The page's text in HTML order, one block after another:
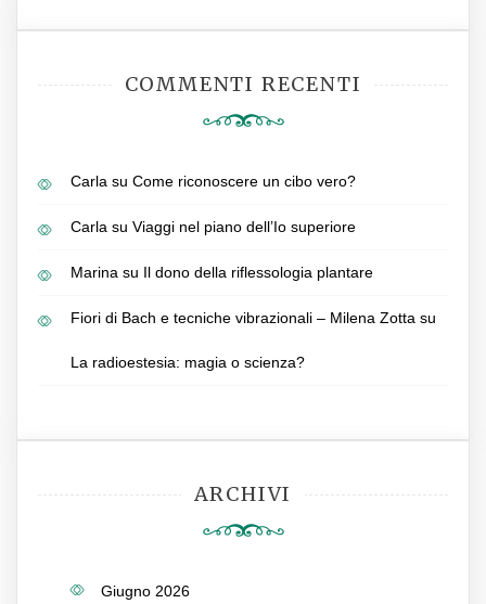
COMMENTI RECENTI
Carla su Come riconoscere un cibo vero?
Carla su Viaggi nel piano dell’Io superiore
Marina su Il dono della riflessologia plantare
Fiori di Bach e tecniche vibrazionali – Milena Zotta su
La radioestesia: magia o scienza?
ARCHIVI
Giugno 2026